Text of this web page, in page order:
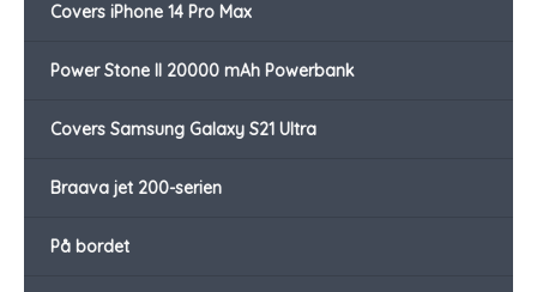
Covers iPhone 14 Pro Max
Power Stone II 20000 mAh Powerbank
Covers Samsung Galaxy S21 Ultra
Braava jet 200-serien
På bordet